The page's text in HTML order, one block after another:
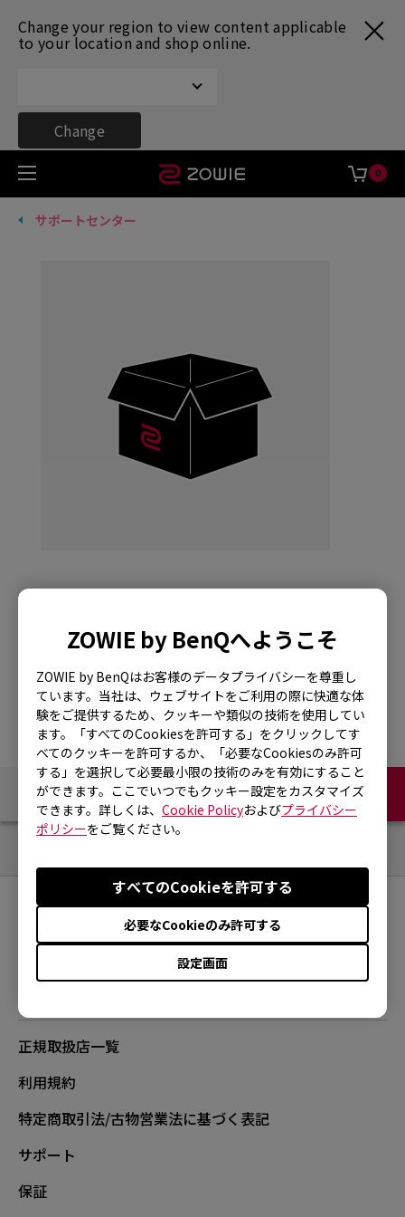
Change your region to view content applicable
to your location and shop online.
Change
ZOWIE by BenQへようこそ
ZOWIE by BenQはお客様のデータプライバシーを尊重し
ています。当社は、ウェブサイトをご利用の際に快適な体
験をご提供するため、クッキーや類似の技術を使用してい
ます。「すべてのCookiesを許可する」をクリックしてす
べてのクッキーを許可するか、「必要なCookiesのみ許可
する」を選択して必要最小限の技術のみを有効にすること
ができます。ここでいつでもクッキー設定をカスタマイズ
できます。詳しくは、 Cookie Policyおよびプライバシー
ポリシーをご覧ください。
設定画面
必要なCookieのみ許可する
すべてのCookieを許可する
0
サポートセンター
G-SR+-SE HLTV
SPECIAL EDITION
FAQ お問い合わせ
正規取扱店一覧
利用規約
特定商取引法/古物営業法に基づく表記
サポート
保証